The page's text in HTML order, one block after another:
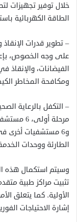
خلال توفير تجهيزات
الطاقة الكهربائية
– تطوير قدرات
على وجه الخصوص،
الفيضانات، والإنقاذ
ومكافحة المخاطر
– التكفل بالرعاية
و6 مستشفيات أخرى
الطارئة ووحدات
وسيتم استكمال هذه
تثبيت مراكز طبية
الأولية. كما يتعلق
إشارة الاحتياجات